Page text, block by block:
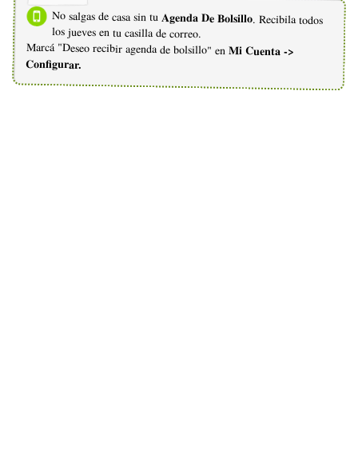
No salgas de casa sin tu Agenda De Bolsillo. Recibila todos
los jueves en tu casilla de correo.
Marcá "Deseo recibir agenda de bolsillo" en Mi Cuenta ->
Configurar.